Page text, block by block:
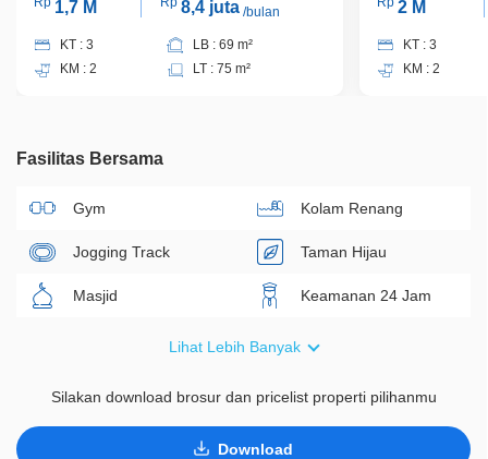
1,7 M 8,4 juta/bulan
KT : 3
KM : 2
LB : 69 m²
LT : 75 m²
2 M
KT : 3
KM : 2
Fasilitas Bersama
Gym Kolam Renang
Jogging Track Taman Hijau
Masjid Keamanan 24 Jam
Gedung Serbaguna
Lihat Lebih Banyak
Silakan download brosur dan pricelist properti pilihanmu
Download